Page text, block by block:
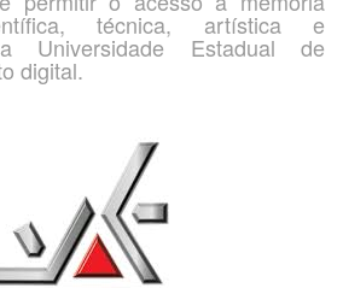
técnica, artística e
Universidade Estadual de
digital.